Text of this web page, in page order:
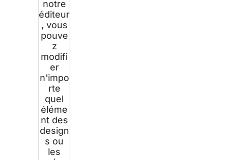
notre
éditeur
, vous
pouve
z
modifi
er
n'impo
rte
quel
éléme
nt des
design
s ou
les